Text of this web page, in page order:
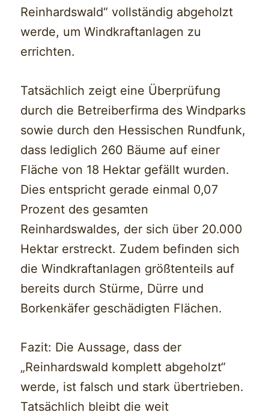
Reinhardswald“ vollständig abgeholzt
werde, um Windkraftanlagen zu
errichten.
Tatsächlich zeigt eine Überprüfung
durch die Betreiberfirma des Windparks
sowie durch den Hessischen Rundfunk,
dass lediglich 260 Bäume auf einer
Fläche von 18 Hektar gefällt wurden.
Dies entspricht gerade einmal 0,07
Prozent des gesamten
Reinhardswaldes, der sich über 20.000
Hektar erstreckt. Zudem befinden sich
die Windkraftanlagen größtenteils auf
bereits durch Stürme, Dürre und
Borkenkäfer geschädigten Flächen.
Fazit: Die Aussage, dass der
„Reinhardswald komplett abgeholzt“
werde, ist falsch und stark übertrieben.
Tatsächlich bleibt die weit